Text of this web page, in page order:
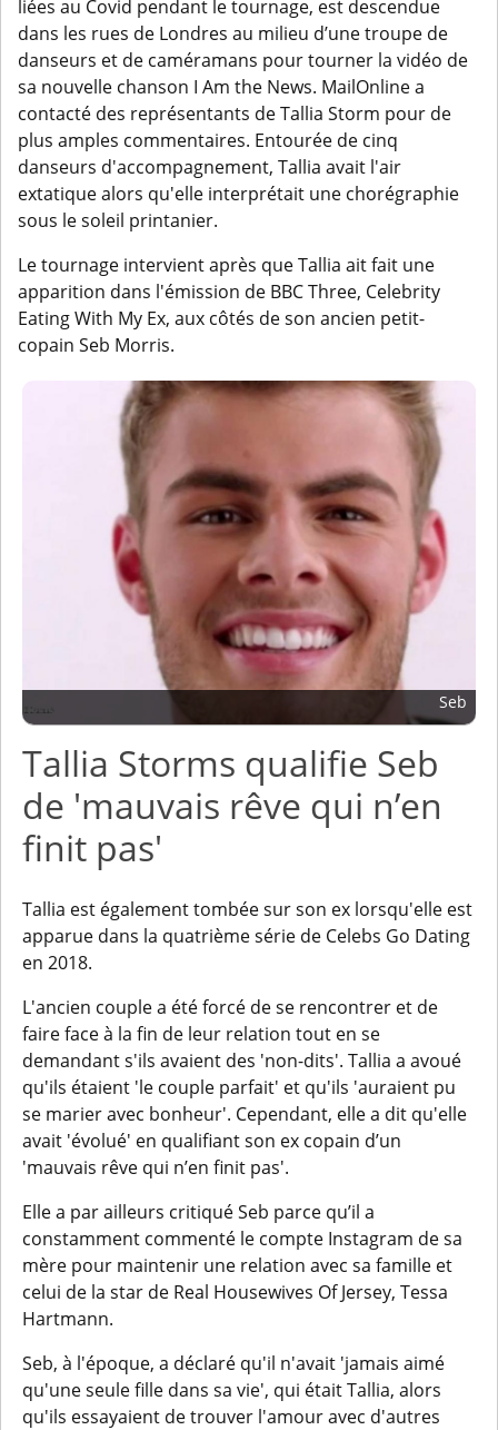
liées au Covid pendant le tournage, est descendue
dans les rues de Londres au milieu d’une troupe de
danseurs et de caméramans pour tourner la vidéo de
sa nouvelle chanson I Am the News. MailOnline a
contacté des représentants de Tallia Storm pour de
plus amples commentaires. Entourée de cinq
danseurs d'accompagnement, Tallia avait l'air
extatique alors qu'elle interprétait une chorégraphie
sous le soleil printanier.
Le tournage intervient après que Tallia ait fait une
apparition dans l'émission de BBC Three, Celebrity
Eating With My Ex, aux côtés de son ancien petit-
copain Seb Morris.
Seb
Tallia Storms qualifie Seb
de 'mauvais rêve qui n’en
finit pas'
Tallia est également tombée sur son ex lorsqu'elle est
apparue dans la quatrième série de Celebs Go Dating
en 2018.
L'ancien couple a été forcé de se rencontrer et de
faire face à la fin de leur relation tout en se
demandant s'ils avaient des 'non-dits'. Tallia a avoué
qu'ils étaient 'le couple parfait' et qu'ils 'auraient pu
se marier avec bonheur'. Cependant, elle a dit qu'elle
avait 'évolué' en qualifiant son ex copain d’un
'mauvais rêve qui n’en finit pas'.
Elle a par ailleurs critiqué Seb parce qu’il a
constamment commenté le compte Instagram de sa
mère pour maintenir une relation avec sa famille et
celui de la star de Real Housewives Of Jersey, Tessa
Hartmann.
Seb, à l'époque, a déclaré qu'il n'avait 'jamais aimé
qu'une seule fille dans sa vie', qui était Tallia, alors
qu'ils essayaient de trouver l'amour avec d'autres